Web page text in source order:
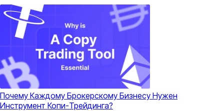
Почему Каждому Брокерскому Бизнесу Нужен
Инструмент Копи-Трейдинга?